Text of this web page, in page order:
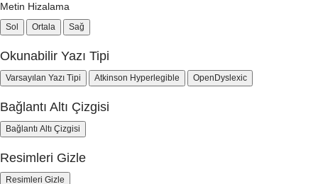
Metin Hizalama
Sol Ortala Sağ
Okunabilir Yazı Tipi
Varsayılan Yazı Tipi Atkinson Hyperlegible OpenDyslexic
Bağlantı Altı Çizgisi
Bağlantı Altı Çizgisi
Resimleri Gizle
Resimleri Gizle